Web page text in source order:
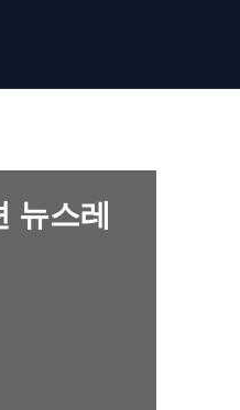
뉴스레